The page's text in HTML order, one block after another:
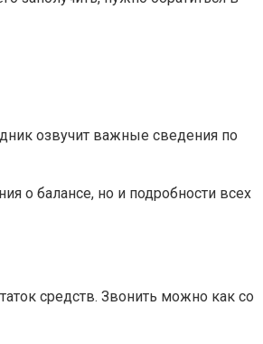
озвучит важные сведения по
о балансе, но и подробности всех
средств. Звонить можно как со